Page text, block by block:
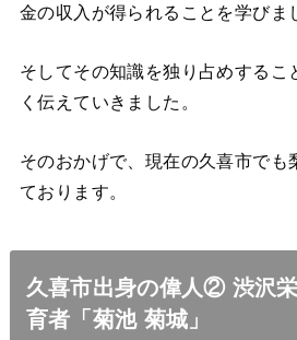
金の収入が得られることを学びま
そしてその知識を独り占めするこ
く伝えていきました。
そのおかげで、現在の久喜市でも
ております。
久喜市出身の偉人② 渋沢
育者「菊池 菊城」